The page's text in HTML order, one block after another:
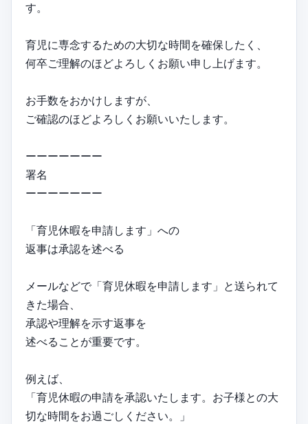
す。
育児に専念するための大切な時間を確保したく、
何卒ご理解のほどよろしくお願い申し上げます。
お手数をおかけしますが、
ご確認のほどよろしくお願いいたします。
ーーーーーーー
署名
ーーーーーーー
「育児休暇を申請します」への
返事は承認を述べる
メールなどで「育児休暇を申請します」と送られて
きた場合、
承認や理解を示す返事を
述べることが重要です。
例えば、
「育児休暇の申請を承認いたします。お子様との大
切な時間をお過ごしください。」